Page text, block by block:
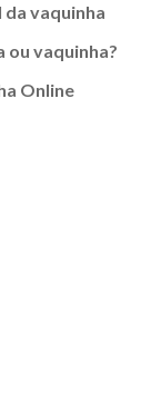
da vaquinha
ou vaquinha?
Online